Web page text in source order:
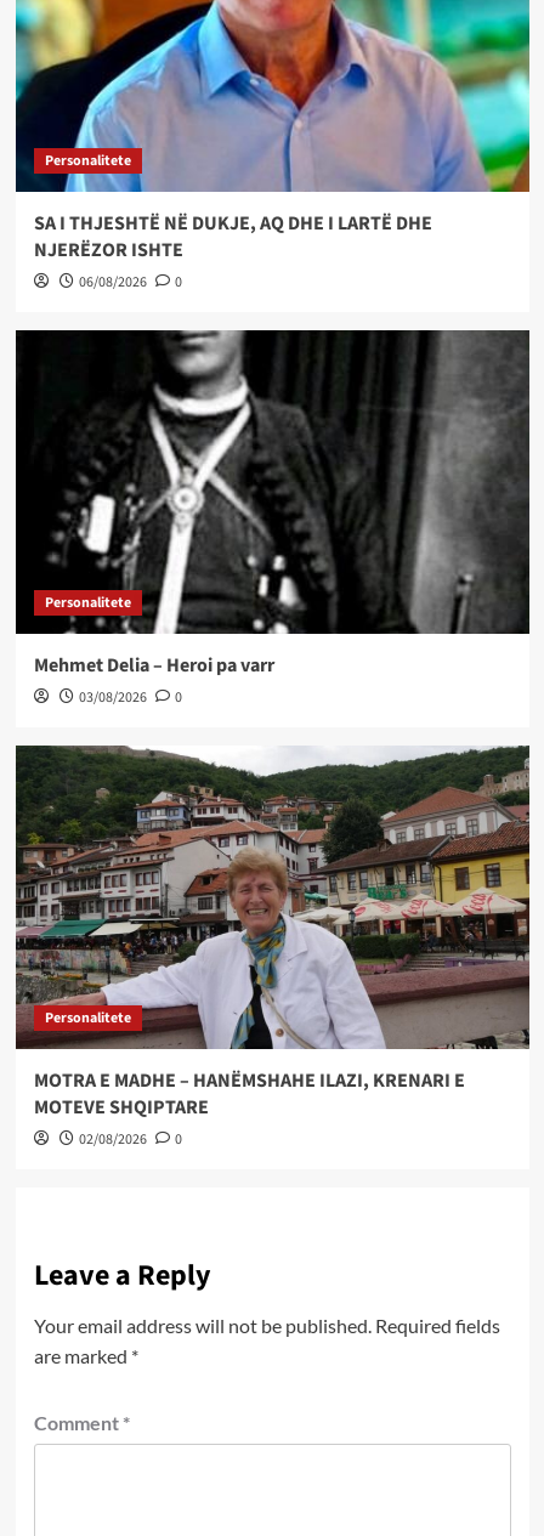
Personalitete
SA I THJESHTË NË DUKJE, AQ DHE I LARTË DHE
NJERËZOR ISHTE
06/08/2026 0
Personalitete
Mehmet Delia – Heroi pa varr
03/08/2026 0
Personalitete
MOTRA E MADHE – HANËMSHAHE ILAZI, KRENARI E
MOTEVE SHQIPTARE
02/08/2026 0
Leave a Reply
Your email address will not be published. Required fields
are marked *
Comment *